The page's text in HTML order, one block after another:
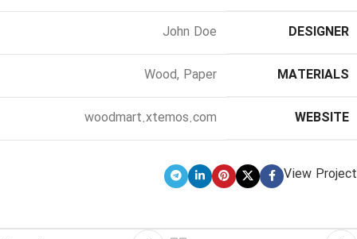
DESIGNER
John Doe
MATERIALS
Wood, Paper
WEBSITE
woodmart.xtemos.com
View Project